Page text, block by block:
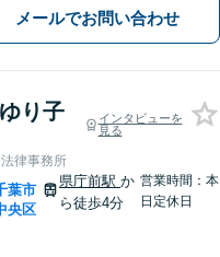
メールでお問い合わせ
り子
インタビューを
見る
律事務所
葉市
央区
県庁前駅か
ら徒歩4分
営業時間：本
日定休日